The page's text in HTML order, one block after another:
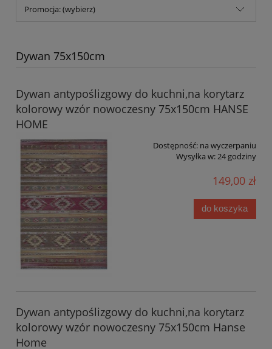
Promocja: (wybierz)
Dywan 75x150cm
Dywan antypoślizgowy do kuchni,na korytarz
kolorowy wzór nowoczesny 75x150cm HANSE
HOME
Dostępność: na wyczerpaniu
Wysyłka w:24 godziny
149,00 zł
do koszyka
Dywan antypoślizgowy do kuchni,na korytarz
kolorowy wzór nowoczesny 75x150cm Hanse
Home